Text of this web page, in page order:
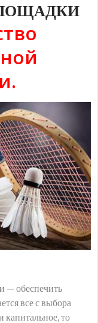
— обеспечить
все с выбора
капитальное, то